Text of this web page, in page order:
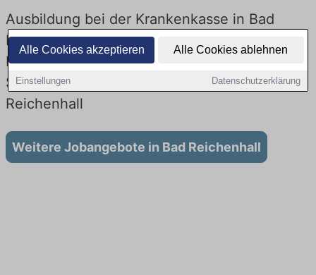
Alle Cookies akzeptieren Alle Cookies ablehnen
Einstellungen Datenschutzerklärung
Ausbildung bei der Krankenkasse in Bad
Reichenhall – Ausbildungsplätze und
Lehrstellen: Aktuell gibt es keine
Stellenangebote für Ausbildung in Bad
Reichenhall
Weitere Jobangebote in Bad Reichenhall